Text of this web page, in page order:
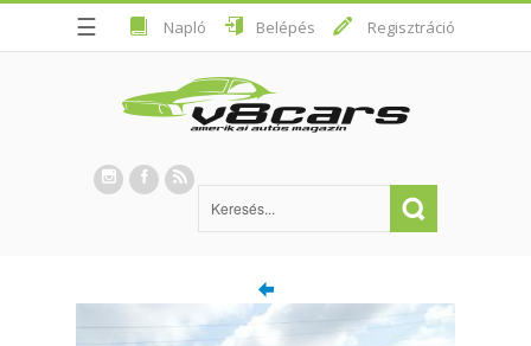
☰ Napló Belépés Regisztráció